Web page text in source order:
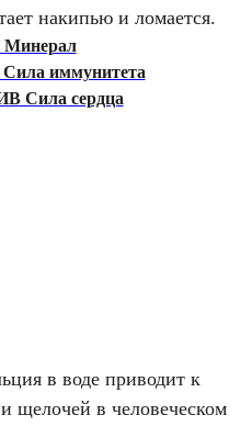
накипью и ломается.
Минерал
иммунитета
Сила сердца
в воде приводит к
щелочей в человеческом